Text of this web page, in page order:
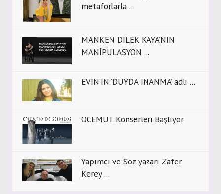
metaforlarla ...
MANKEN DİLEK KAYA’NIN
MANİPÜLASYON ...
EVİN’İN ‘DUYDA İNANMA’ adlı ...
OCEMUT Konserleri Başlıyor
Yapımcı ve Söz yazarı Zafer
Kerey ...